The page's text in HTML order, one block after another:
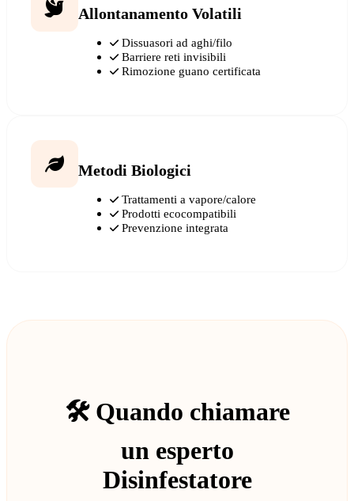
Allontanamento Volatili
Dissuasori ad aghi/filo
Barriere reti invisibili
Rimozione guano certificata
Metodi Biologici
Trattamenti a vapore/calore
Prodotti ecocompatibili
Prevenzione integrata
🛠️ Quando chiamare
un esperto
Disinfestatore